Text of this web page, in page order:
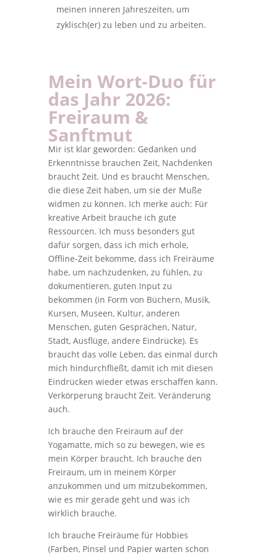
meinen inneren Jahreszeiten, um
zyklisch(er) zu leben und zu arbeiten.
Mein Wort-Duo für
das Jahr 2026:
Freiraum &
Sanftmut
Mir ist klar geworden: Gedanken und
Erkenntnisse brauchen Zeit, Nachdenken
braucht Zeit. Und es braucht Menschen,
die diese Zeit haben, um sie der Muße
widmen zu können. Ich merke auch: Für
kreative Arbeit brauche ich gute
Ressourcen. Ich muss besonders gut
dafür sorgen, dass ich mich erhole,
Offline-Zeit bekomme, dass ich Freiräume
habe, um nachzudenken, zu fühlen, zu
dokumentieren, guten Input zu
bekommen (in Form von Büchern, Musik,
Kursen, Museen, Kultur, anderen
Menschen, guten Gesprächen, Natur,
Stadt, Ausflüge, andere Eindrücke). Es
braucht das volle Leben, das einmal durch
mich hindurchfließt, damit ich mit diesen
Eindrücken wieder etwas erschaffen kann.
Verkörperung braucht Zeit. Veränderung
auch.
Ich brauche den Freiraum auf der
Yogamatte, mich so zu bewegen, wie es
mein Körper braucht. Ich brauche den
Freiraum, um in meinem Körper
anzukommen und um mitzubekommen,
wie es mir gerade geht und was ich
wirklich brauche.
Ich brauche Freiräume für Hobbies
(Farben, Pinsel und Papier warten schon